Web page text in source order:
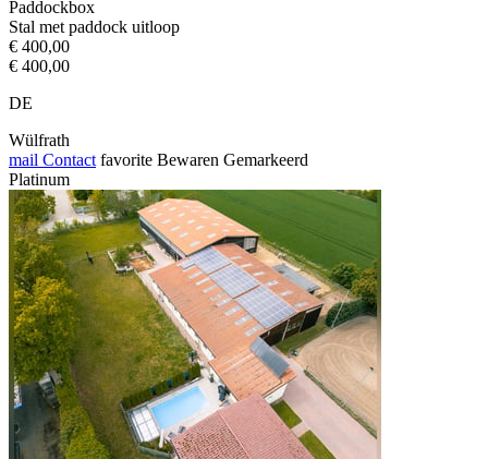
Paddockbox
Stal met paddock uitloop
€ 400,00
€ 400,00
DE
Wülfrath
mail Contact favorite Bewaren Gemarkeerd
Platinum